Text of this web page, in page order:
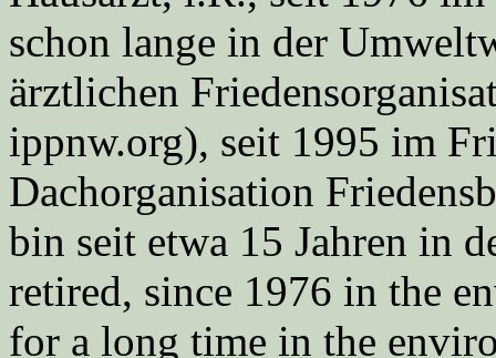
schon lange in der
ärztlichen
ippnw.org), seit 1995 im
Dachorganisation
bin seit etwa 15 Jahren in
retired, since 1976 in the
for a long time in the